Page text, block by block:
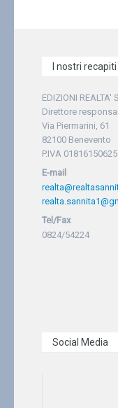
I nostri recapiti
EDIZIONI REALTA'
Direttore
Via Piermarini, 61
82100 Benevento
P.IVA 01816150625
E-mail
Tel/Fax
0824/54224
Social Media